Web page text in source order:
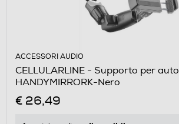
ACCESSORI AUDIO
CELLULARLINE - Supporto per auto
HANDYMIRRORK-Nero
€ 26,49